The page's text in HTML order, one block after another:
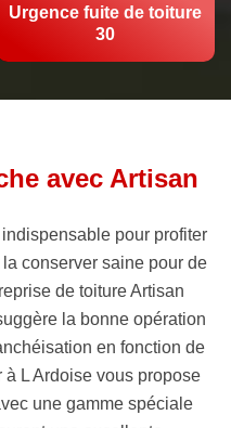
Urgence fuite de toiture
30
avec Artisan
indispensable pour profiter
conserver saine pour de
de toiture Artisan
la bonne opération
en fonction de
L Ardoise vous propose
une gamme spéciale